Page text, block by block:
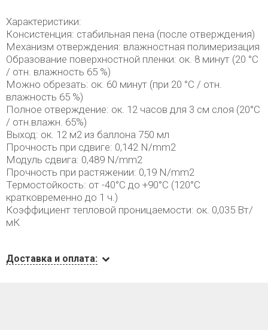
Характеристики:
Консистенция: стабильная пена (после отверждения)
Механизм отверждения: влажностная полимеризация
Образование поверхностной пленки: ок. 8 минут (20 °C
/ отн. влажность 65 %)
Можно обрезать: ок. 60 минут (при 20 °C / отн.
влажность 65 %)
Полное отверждение: ок. 12 часов для 3 см слоя (20°C
/ отн.влажн. 65%)
Выход: ок. 12 м2 из баллона 750 мл
Прочность при сдвиге: 0,142 N/mm2
Модуль сдвига: 0,489 N/mm2
Прочность при растяжении: 0,19 N/mm2
Термостойкость: от -40°C до +90°C (120°C
кратковременно до 1 ч.)
Коэффициент тепловой проницаемости: ок. 0,035 Вт/
мК
Доставка и оплата: